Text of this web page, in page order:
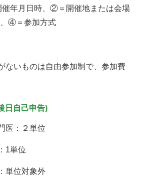
年月日時、②＝開催地または会場
④＝参加方式
ないものは自由参加制で、参加費
日自己申告)
医：２単位
1単位
単位対象外